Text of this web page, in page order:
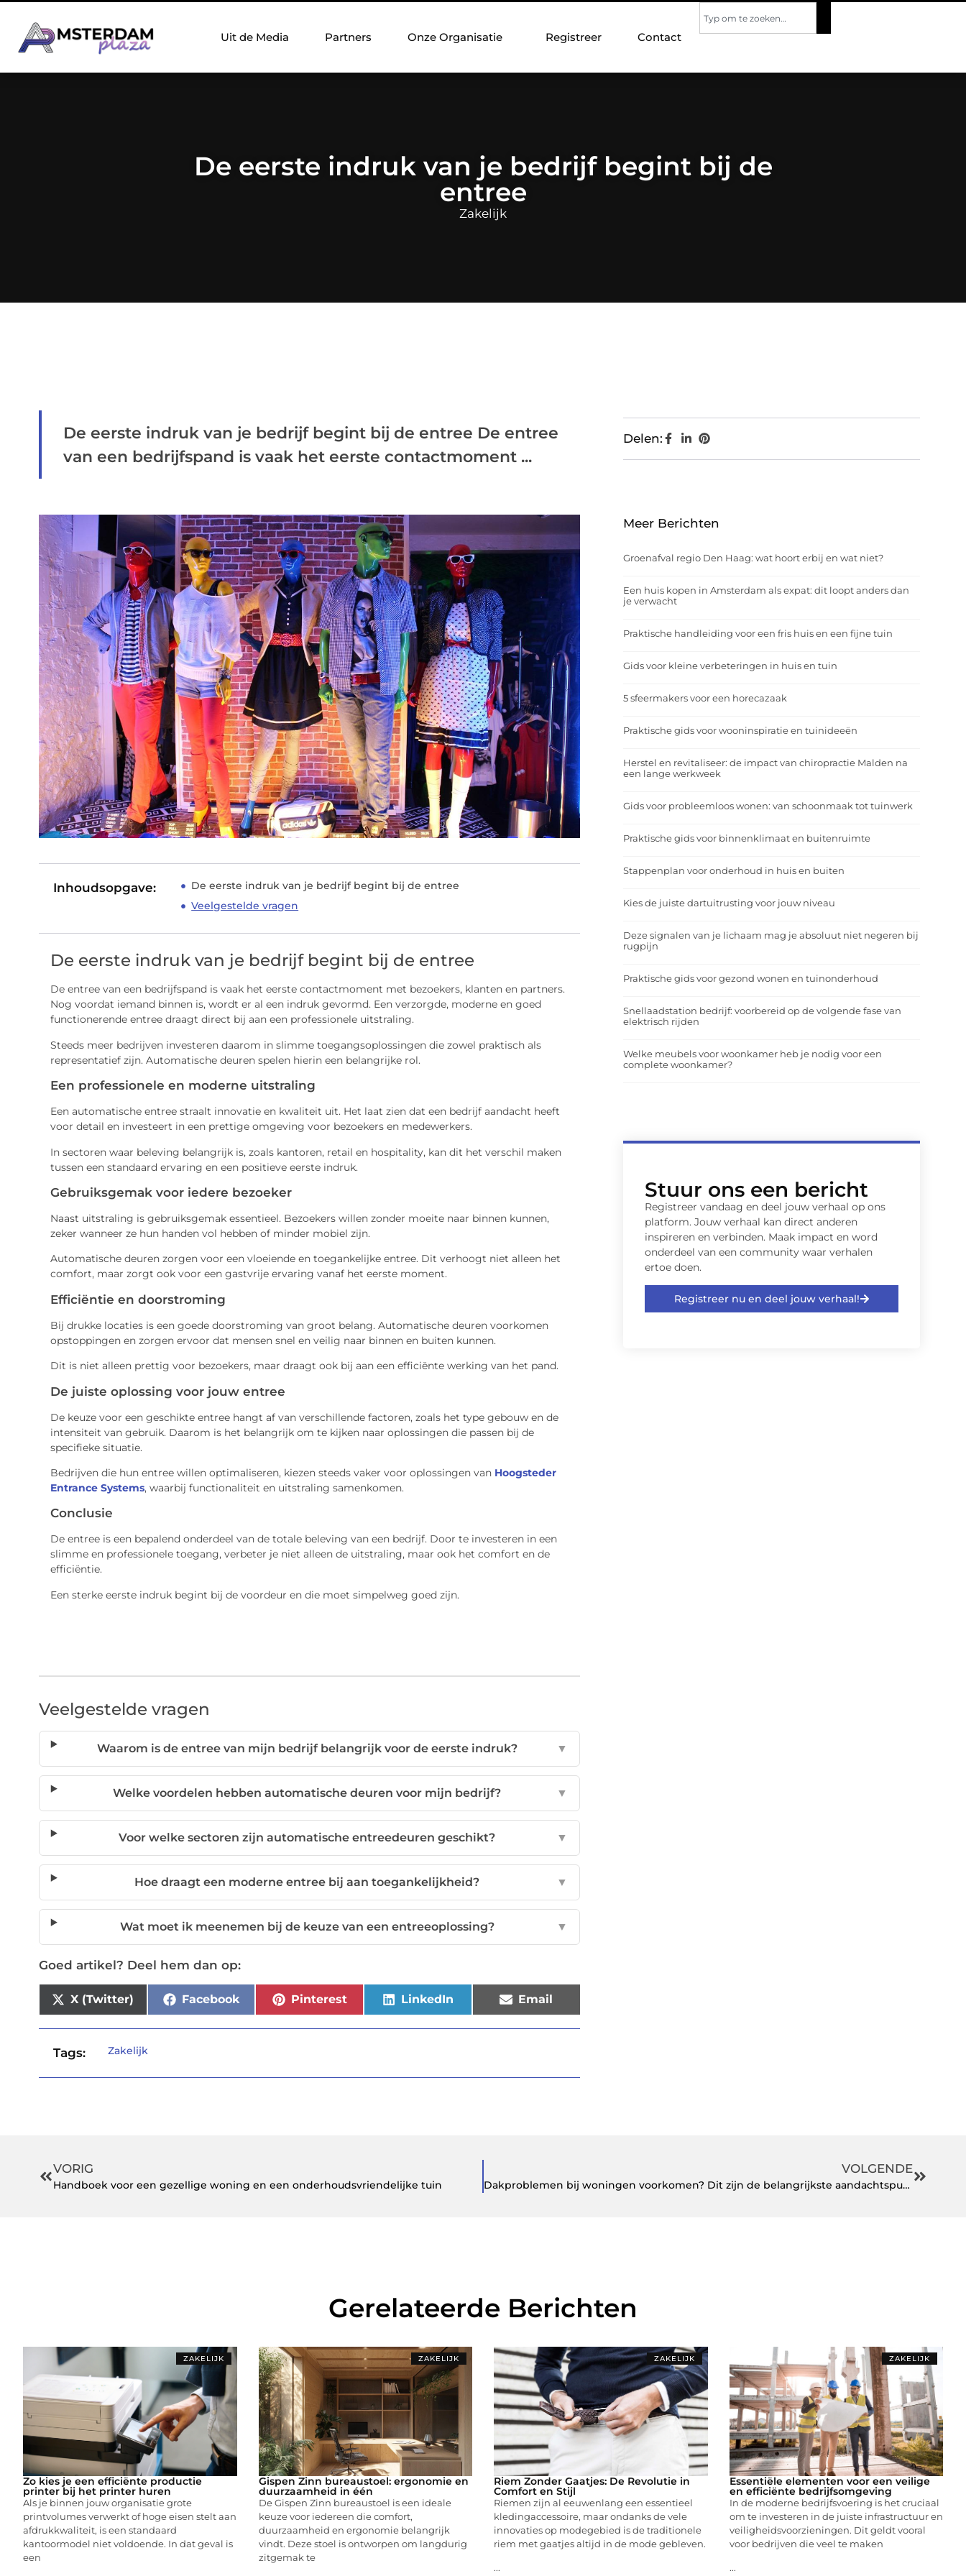
Uit de Media Partners Onze Organisatie Registreer Contact
De eerste indruk van je bedrijf begint bij de
entree
Zakelijk
De eerste indruk van je bedrijf begint bij de entree De entree
van een bedrijfspand is vaak het eerste contactmoment ...
Inhoudsopgave:
De eerste indruk van je bedrijf begint bij de entree
Veelgestelde vragen
De eerste indruk van je bedrijf begint bij de entree
De entree van een bedrijfspand is vaak het eerste contactmoment met bezoekers, klanten en partners.
Nog voordat iemand binnen is, wordt er al een indruk gevormd. Een verzorgde, moderne en goed
functionerende entree draagt direct bij aan een professionele uitstraling.
Steeds meer bedrijven investeren daarom in slimme toegangsoplossingen die zowel praktisch als
representatief zijn. Automatische deuren spelen hierin een belangrijke rol.
Een professionele en moderne uitstraling
Een automatische entree straalt innovatie en kwaliteit uit. Het laat zien dat een bedrijf aandacht heeft
voor detail en investeert in een prettige omgeving voor bezoekers en medewerkers.
In sectoren waar beleving belangrijk is, zoals kantoren, retail en hospitality, kan dit het verschil maken
tussen een standaard ervaring en een positieve eerste indruk.
Gebruiksgemak voor iedere bezoeker
Naast uitstraling is gebruiksgemak essentieel. Bezoekers willen zonder moeite naar binnen kunnen,
zeker wanneer ze hun handen vol hebben of minder mobiel zijn.
Automatische deuren zorgen voor een vloeiende en toegankelijke entree. Dit verhoogt niet alleen het
comfort, maar zorgt ook voor een gastvrije ervaring vanaf het eerste moment.
Efficiëntie en doorstroming
Bij drukke locaties is een goede doorstroming van groot belang. Automatische deuren voorkomen
opstoppingen en zorgen ervoor dat mensen snel en veilig naar binnen en buiten kunnen.
Dit is niet alleen prettig voor bezoekers, maar draagt ook bij aan een efficiënte werking van het pand.
De juiste oplossing voor jouw entree
De keuze voor een geschikte entree hangt af van verschillende factoren, zoals het type gebouw en de
intensiteit van gebruik. Daarom is het belangrijk om te kijken naar oplossingen die passen bij de
specifieke situatie.
Bedrijven die hun entree willen optimaliseren, kiezen steeds vaker voor oplossingen van Hoogsteder
Entrance Systems, waarbij functionaliteit en uitstraling samenkomen.
Conclusie
De entree is een bepalend onderdeel van de totale beleving van een bedrijf. Door te investeren in een
slimme en professionele toegang, verbeter je niet alleen de uitstraling, maar ook het comfort en de
efficiëntie.
Een sterke eerste indruk begint bij de voordeur en die moet simpelweg goed zijn.
Veelgestelde vragen
Waarom is de entree van mijn bedrijf belangrijk voor de eerste indruk? ▼
Welke voordelen hebben automatische deuren voor mijn bedrijf? ▼
Voor welke sectoren zijn automatische entreedeuren geschikt? ▼
Hoe draagt een moderne entree bij aan toegankelijkheid? ▼
Wat moet ik meenemen bij de keuze van een entreeoplossing? ▼
Goed artikel? Deel hem dan op:
X (Twitter) Facebook Pinterest LinkedIn Email
Tags: Zakelijk
Delen:
Meer Berichten
Groenafval regio Den Haag: wat hoort erbij en wat niet?
Een huis kopen in Amsterdam als expat: dit loopt anders dan
je verwacht
Praktische handleiding voor een fris huis en een fijne tuin
Gids voor kleine verbeteringen in huis en tuin
5 sfeermakers voor een horecazaak
Praktische gids voor wooninspiratie en tuinideeën
Herstel en revitaliseer: de impact van chiropractie Malden na
een lange werkweek
Gids voor probleemloos wonen: van schoonmaak tot tuinwerk
Praktische gids voor binnenklimaat en buitenruimte
Stappenplan voor onderhoud in huis en buiten
Kies de juiste dartuitrusting voor jouw niveau
Deze signalen van je lichaam mag je absoluut niet negeren bij
rugpijn
Praktische gids voor gezond wonen en tuinonderhoud
Snellaadstation bedrijf: voorbereid op de volgende fase van
elektrisch rijden
Welke meubels voor woonkamer heb je nodig voor een
complete woonkamer?
Stuur ons een bericht
Registreer vandaag en deel jouw verhaal op ons
platform. Jouw verhaal kan direct anderen
inspireren en verbinden. Maak impact en word
onderdeel van een community waar verhalen
ertoe doen.
Registreer nu en deel jouw verhaal!
VORIG
Handboek voor een gezellige woning en een onderhoudsvriendelijke tuin
VOLGENDE
Dakproblemen bij woningen voorkomen? Dit zijn de belangrijkste aandachtspunten
Gerelateerde Berichten
ZAKELIJK
Zo kies je een efficiënte productie
printer bij het printer huren
Als je binnen jouw organisatie grote
printvolumes verwerkt of hoge eisen stelt aan
afdrukkwaliteit, is een standaard
kantoormodel niet voldoende. In dat geval is
een
ZAKELIJK
Gispen Zinn bureaustoel: ergonomie en
duurzaamheid in één
De Gispen Zinn bureaustoel is een ideale
keuze voor iedereen die comfort,
duurzaamheid en ergonomie belangrijk
vindt. Deze stoel is ontworpen om langdurig
zitgemak te
ZAKELIJK
Riem Zonder Gaatjes: De Revolutie in
Comfort en Stijl
Riemen zijn al eeuwenlang een essentieel
kledingaccessoire, maar ondanks de vele
innovaties op modegebied is de traditionele
riem met gaatjes altijd in de mode gebleven.
...
ZAKELIJK
Essentiële elementen voor een veilige
en efficiënte bedrijfsomgeving
In de moderne bedrijfsvoering is het cruciaal
om te investeren in de juiste infrastructuur en
veiligheidsvoorzieningen. Dit geldt vooral
voor bedrijven die veel te maken
...